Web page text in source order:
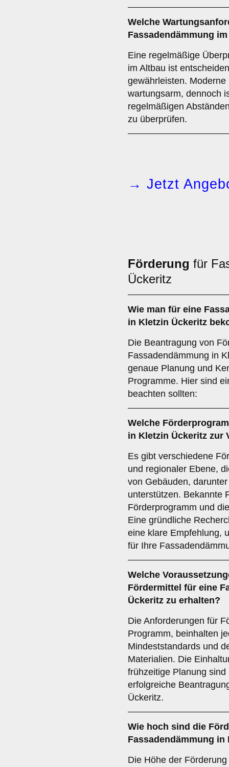
Welche
Fassadendämmung
Eine regelmäßige
im Altbau ist
gewährleisten.
wartungsarm, dennoch
regelmäßigen
zu überprüfen.
→ Jetzt
Förderung für
Ückeritz
Wie man für eine
in Kletzin Ückeritz
Die Beantragung von
Fassadendämmung in
genaue Planung und
Programme. Hier sind
beachten sollten:
Welche
in Kletzin Ückeritz zur
Es gibt verschiedene
und regionaler Ebene,
von Gebäuden,
unterstützen. Bekannte
Förderprogramm und
Eine gründliche
eine klare Empfehlung,
für Ihre
Welche
Fördermittel für eine
Ückeritz zu erhalten?
Die Anforderungen für
Programm, beinhalten
Mindeststandards und
Materialien. Die
frühzeitige Planung
erfolgreiche
Ückeritz.
Wie hoch sind die
Fassadendämmung
Die Höhe der